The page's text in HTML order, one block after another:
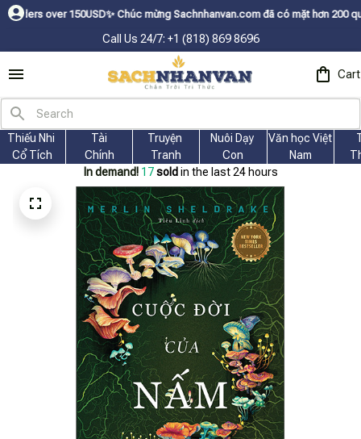
Chúc mừng Sachnhanvan.com đã có mặt hơn 200 quốc gia như Mỹ,
Call Us 24/7: +1 (818) 869 8696
Cart
Thiếu Nhi
Cổ Tích
Tài
Chính
Truyện
Tranh
Nuôi Dạy
Con
Văn học Việt
Nam
In demand! 19 sold in the last 24 hours